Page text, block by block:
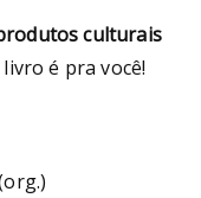
culturais
é pra você!